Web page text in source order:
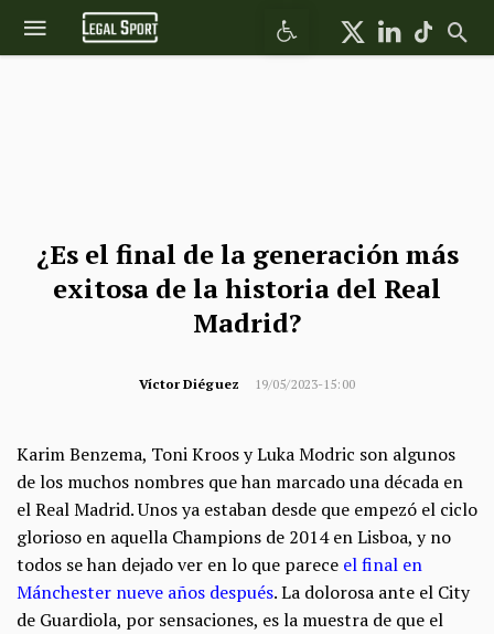
Abrir barra de herramientas
¿Es el final de la generación más
exitosa de la historia del Real
Madrid?
Víctor Diéguez 19/05/2023-15:00
Karim Benzema, Toni Kroos y Luka Modric son algunos
de los muchos nombres que han marcado una década en
el Real Madrid. Unos ya estaban desde que empezó el ciclo
glorioso en aquella Champions de 2014 en Lisboa, y no
todos se han dejado ver en lo que parece el final en
Mánchester nueve años después. La dolorosa ante el City
de Guardiola, por sensaciones, es la muestra de que el